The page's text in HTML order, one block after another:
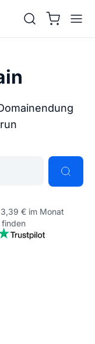
€ im Monat